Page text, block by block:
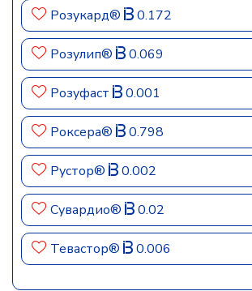
Розукард® 0.172
Розулип® 0.069
Розуфаст 0.001
Роксера® 0.798
Рустор® 0.002
Сувардио® 0.02
Тевастор® 0.006